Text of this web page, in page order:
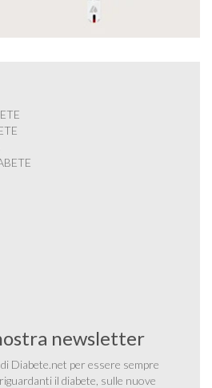
newsletter
Diabete.net per essere sempre
il diabete, sulle nuove